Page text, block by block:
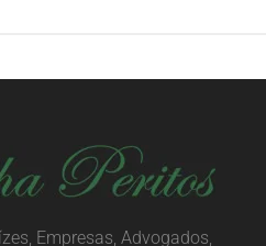
Empresas, Advogados,